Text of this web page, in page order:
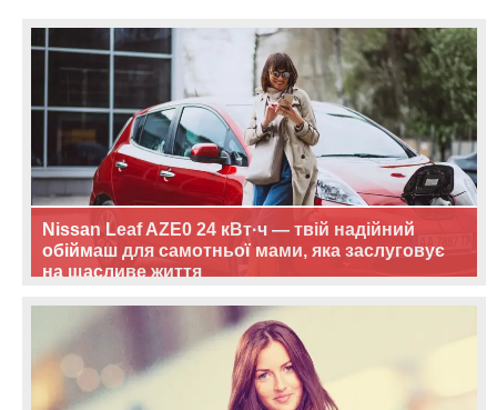
Nissan Leaf AZE0 24 кВт·ч — твій надійний
обіймаш для самотньої мами, яка заслуговує
на щасливе життя